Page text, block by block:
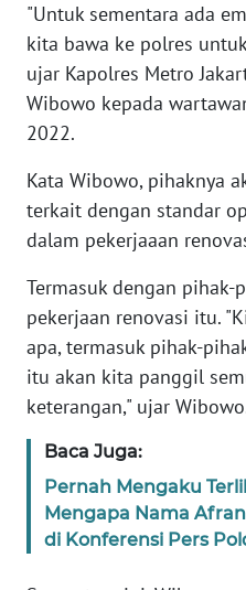
"Untuk sementara ada
kita bawa ke polres
ujar Kapolres Metro
Wibowo kepada
2022.
Kata Wibowo, pihaknya
terkait dengan standar
dalam pekerjaaan
Termasuk dengan
pekerjaan renovasi itu.
apa, termasuk pihak-
itu akan kita panggil
keterangan," ujar
Baca Juga:
Pernah Mengaku
Mengapa Nama
di Konferensi Pers
TENTANG
KAMI
MEDIA
KARIR
DISCLAIMER
Wahana
News
Regional
WN
SUMUT